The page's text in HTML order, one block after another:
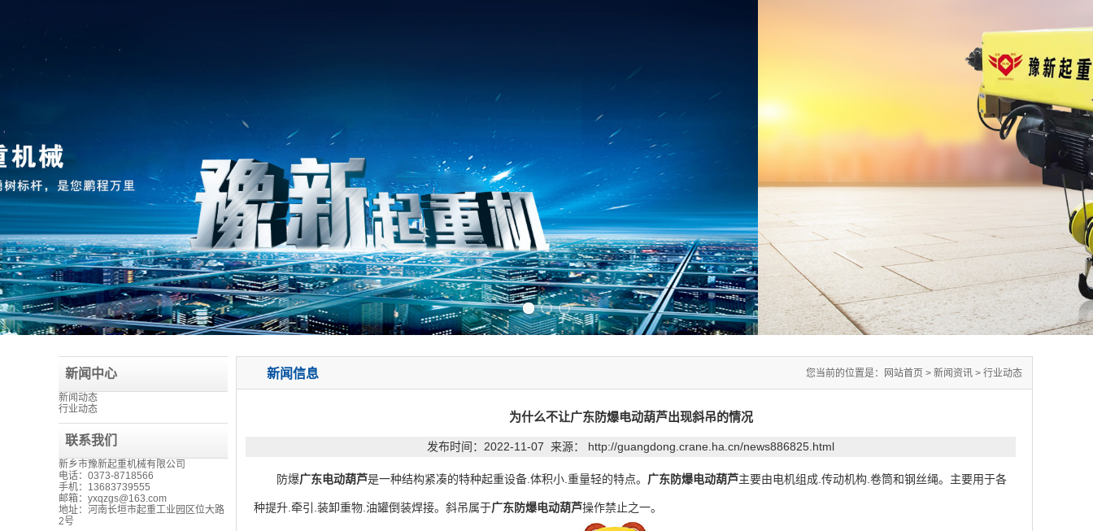
新闻中心
新闻动态
行业动态
联系我们
新乡市豫新起重机械有限公司
电话：0373-8718566
手机：13683739555
邮箱： yxqzgs@163.com
地址：河南长垣市起重工业园区位大路
2号
新闻信息 您当前的位置是： 网站首页 > 新闻资讯 > 行业动态
为什么不让广东防爆电动葫芦出现斜吊的情况
发布时间：2022-11-07 来源： http://guangdong.crane.ha.cn/news886825.html
防爆广东电动葫芦是一种结构紧凑的特种起重设备.体积小.重量轻的特点。 广东防爆电动葫芦主要由电机组成.传动机构.卷筒和钢丝绳。主要用于各
种提升.牵引.装卸重物.油罐倒装焊接。斜吊属于广东防爆电动葫芦操作禁止之一。